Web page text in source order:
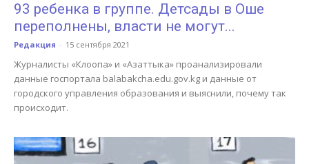
93 ребенка в группе. Детсады в Оше
переполнены, власти не могут...
Редакция - 15 сентября 2021
Журналисты «Клоопа» и «Азаттыка» проанализировали
данные госпортала balabakcha.edu.gov.kg и данные от
городского управления образования и выяснили, почему так
происходит.